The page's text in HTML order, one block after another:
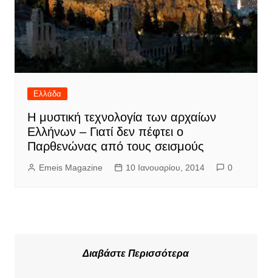
Ελλάδα
Η μυστική τεχνολογία των αρχαίων
Ελλήνων – Γιατί δεν πέφτει ο
Παρθενώνας από τους σεισμούς
Emeis Magazine 10 Ιανουαρίου, 2014 0
Διαβάστε Περισσότερα